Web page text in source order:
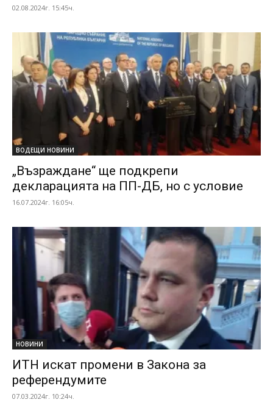
02.08.2024г. 15:45ч.
ВОДЕЩИ НОВИНИ
„Възраждане“ ще подкрепи
декларацията на ПП-ДБ, но с условие
16.07.2024г. 16:05ч.
НОВИНИ
ИТН искат промени в Закона за
референдумите
07.03.2024г. 10:24ч.